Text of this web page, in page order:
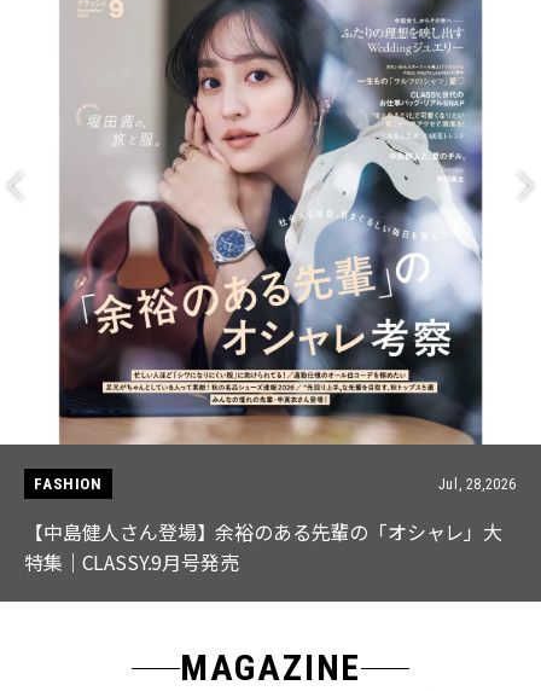
FASHION Jul, 28,2026
【中島健人さん登場】余裕のある先輩の「オシャレ」大
特集｜CLASSY.9月号発売
MAGAZINE